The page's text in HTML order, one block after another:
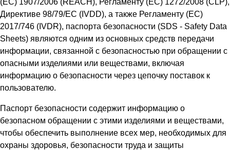
(ЕС) 1907/2006 (REACH), Регламенту (ЕС) 1272/2008 (CLP),
Директиве 98/79/EC (IVDD), а также Регламенту (ЕС)
2017/746 (IVDR), паспорта безопасности (SDS - Safety Data
Sheets) являются одним из основных средств передачи
информации, связанной с безопасностью при обращении с
опасными изделиями или веществами, включая
информацию о безопасности через цепочку поставок к
пользователю.
Паспорт безопасности содержит информацию о
безопасном обращении с этими изделиями и веществами,
чтобы обеспечить выполнение всех мер, необходимых для
охраны здоровья, безопасности труда и защиты